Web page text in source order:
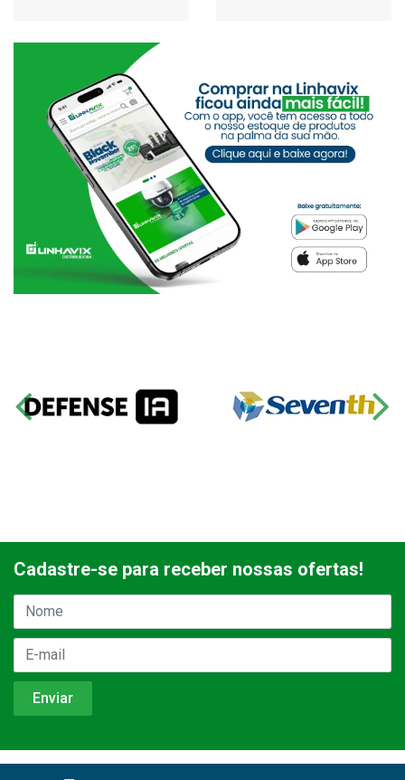
Cadastre-se para receber nossas ofertas!